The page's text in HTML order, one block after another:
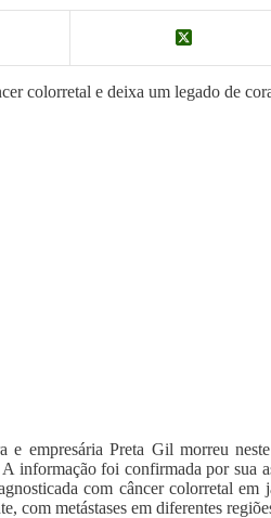
colorretal e deixa um legado de
e empresária Preta Gil morreu
informação foi confirmada por sua
com câncer colorretal em
com metástases em diferentes